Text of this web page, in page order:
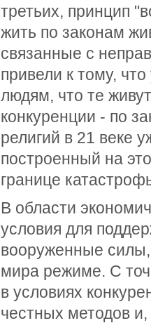
третьих, принцип
жить по законам
связанные с
привели к тому,
людям, что те
конкуренции - по
религий в 21 веке
построенный на
границе
В области
условия для
вооруженные силы,
мира режиме. С
в условиях
честных методов